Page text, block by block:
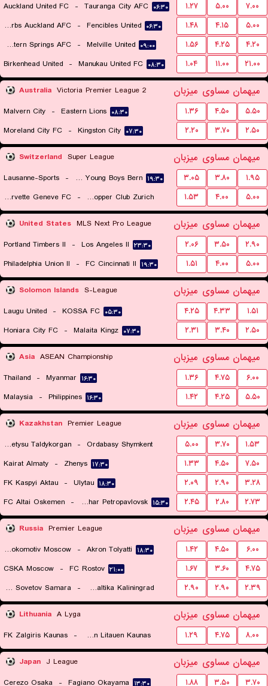
Auckland United FC - Tauranga City AFC ۰۶:۳۰ ۱.۲۷ ۵.۰۰
۷.۰۰
Eastern Suburbs Auckland AFC
- Fencibles United ۰۶:۳۰ ۱.۴۸ ۴.۱۵
۵.۰۰
Western Springs AFC
- Melville United ۰۹:۰۰ ۱.۵۶ ۴.۲۵
۴.۲۰
Birkenhead United - Manukau United FC ۰۸:۳۰ ۱.۰۴ ۱۱.۰۰ ۲۱.۰۰
Australia Victoria Premier League 2 میزبان مساوی میهمان
Malvern City - Eastern Lions ۰۸:۳۰ ۱.۳۶ ۴.۵۰
۵.۵۰
Moreland City FC - Kingston City ۰۷:۳۰ ۲.۲۰ ۳.۷۰ ۲.۵۰
Switzerland Super League میزبان مساوی میهمان
Lausanne-Sports - BSC Young Boys Bern ۱۹:۳۰ ۳.۰۵ ۳.۸۰
۱.۹۵
Servette Geneve FC
- Grasshopper Club Zurich
۲۲:۰۰
۱.۵۳ ۴.۰۰ ۵.۰۰
United States MLS Next Pro League میزبان مساوی میهمان
Portland Timbers II - Los Angeles II ۲۳:۳۰ ۲.۰۶ ۳.۵۰
۲.۹۰
Philadelphia Union II - FC Cincinnati II ۱۹:۳۰ ۱.۵۱ ۴.۰۰ ۵.۰۰
Solomon Islands S-League میزبان مساوی میهمان
Laugu United - KOSSA FC ۰۵:۳۰ ۴.۲۵ ۴.۳۳
۱.۵۱
Honiara City FC - Malaita Kingz ۰۷:۳۰ ۲.۳۱ ۳.۴۰ ۲.۵۰
Asia ASEAN Championship میزبان مساوی میهمان
Thailand - Myanmar ۱۶:۳۰ ۱.۳۶ ۴.۷۵
۶.۰۰
Malaysia - Philippines ۱۶:۳۰ ۱.۴۲ ۴.۲۵ ۵.۵۰
Kazakhstan Premier League میزبان مساوی میهمان
Zhetysu Taldykorgan - Ordabasy Shymkent
۱۶:۳۰
۵.۰۰ ۳.۷۰
۱.۵۳
Kairat Almaty - Zhenys ۱۷:۳۰ ۱.۳۳ ۴.۵۰
۷.۵۰
FK Kaspyi Aktau - Ulytau ۱۸:۳۰ ۲.۰۹ ۲.۹۰
۳.۲۸
FC Altai Oskemen - FK Kyzylzhar Petropavlovsk ۱۵:۳۰ ۲.۴۵ ۲.۸۰ ۲.۷۳
Russia Premier League میزبان مساوی میهمان
FK Lokomotiv Moscow - Akron Tolyatti ۱۸:۳۰ ۱.۴۲ ۴.۵۰
۶.۰۰
CSKA Moscow - FC Rostov ۲۱:۰۰ ۱.۶۷ ۳.۶۰
۴.۷۵
PFK Kryliya Sovetov Samara
- FK Baltika Kaliningrad
۱۶:۰۰
۲.۹۰ ۲.۹۰ ۲.۳۹
Lithuania A Lyga میزبان مساوی میهمان
FK Zalgiris Kaunas - FC Hegelmann Litauen Kaunas
۱۹:۳۰
۱.۲۹ ۴.۷۵ ۸.۰۰
Japan J League میزبان مساوی میهمان
Cerezo Osaka - Fagiano Okayama ۱۳:۳۰ ۱.۸۸ ۳.۵۰
۳.۷۰